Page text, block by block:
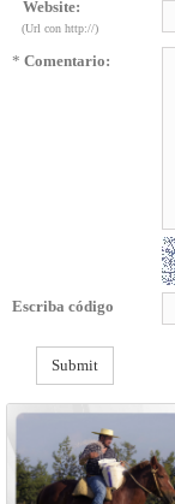
Website:
(Url con http://)
* Comentario:
Escriba código